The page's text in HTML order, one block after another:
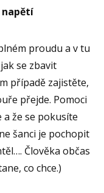
napětí
proudu a v tu
se zbavit
případě zajistěte,
přejde. Pomoci
že se pokusíte
šanci je pochopit
Člověka občas
co chce.)